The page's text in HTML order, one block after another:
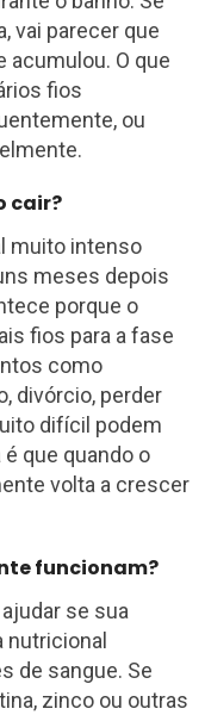
vai parecer que
acumulou. O que
fios
ou
cair?
muito intenso
meses depois
porque o
fios para a fase
como
divórcio, perder
difícil podem
que quando o
volta a crescer
funcionam?
se sua
nutricional
de sangue. Se
zinco ou outras